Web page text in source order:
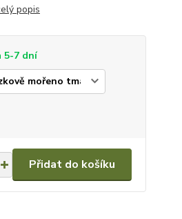
popis
5-7 dní
Přidat do košíku